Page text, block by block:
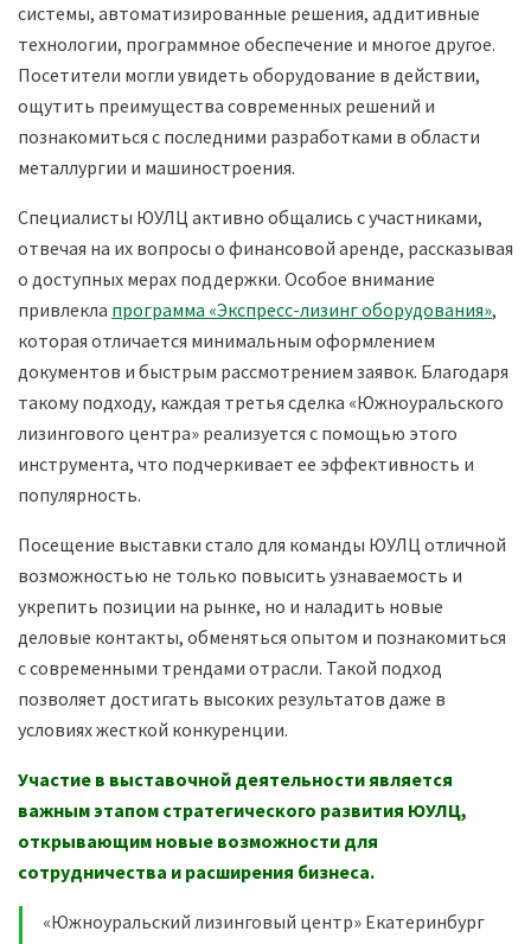
системы, автоматизированные решения, аддитивные
технологии, программное обеспечение и многое другое.
Посетители могли увидеть оборудование в действии,
ощутить преимущества современных решений и
познакомиться с последними разработками в области
металлургии и машиностроения.
Специалисты ЮУЛЦ активно общались с участниками,
отвечая на их вопросы о финансовой аренде, рассказывая
о доступных мерах поддержки. Особое внимание
привлекла программа «Экспресс-лизинг оборудования»,
которая отличается минимальным оформлением
документов и быстрым рассмотрением заявок. Благодаря
такому подходу, каждая третья сделка «Южноуральского
лизингового центра» реализуется с помощью этого
инструмента, что подчеркивает ее эффективность и
популярность.
Посещение выставки стало для команды ЮУЛЦ отличной
возможностью не только повысить узнаваемость и
укрепить позиции на рынке, но и наладить новые
деловые контакты, обменяться опытом и познакомиться
с современными трендами отрасли. Такой подход
позволяет достигать высоких результатов даже в
условиях жесткой конкуренции.
Участие в выставочной деятельности является
важным этапом стратегического развития ЮУЛЦ,
открывающим новые возможности для
сотрудничества и расширения бизнеса.
«Южноуральский лизинговый центр» Екатеринбург